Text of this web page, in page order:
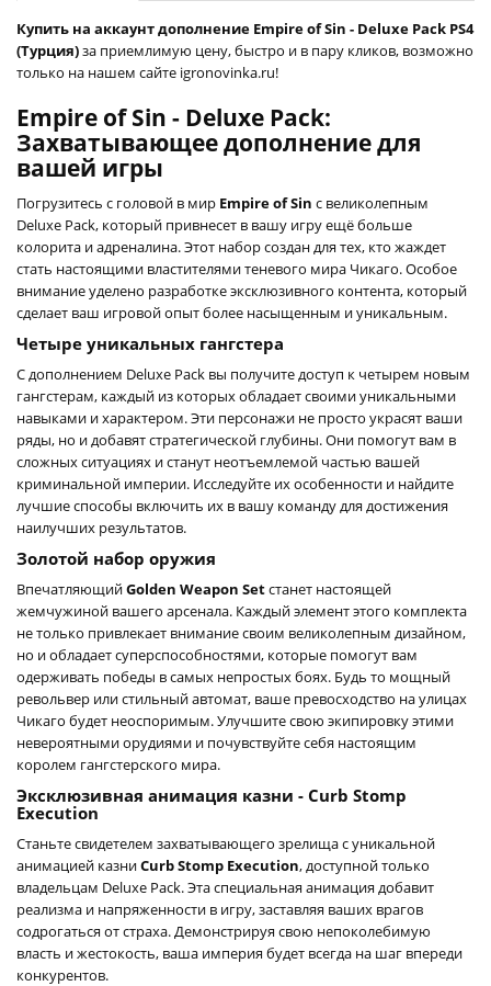
Купить на аккаунт дополнение Empire of Sin - Deluxe Pack PS4
(Турция)за приемлимую цену, быстро и в пару кликов, возможно
только на нашем сайте igronovinka.ru!
Empire of Sin - Deluxe Pack:
Захватывающее дополнение для
вашей игры
Погрузитесь с головой в мир Empire of Sin с великолепным
Deluxe Pack, который привнесет в вашу игру ещё больше
колорита и адреналина. Этот набор создан для тех, кто жаждет
стать настоящими властителями теневого мира Чикаго. Особое
внимание уделено разработке эксклюзивного контента, который
сделает ваш игровой опыт более насыщенным и уникальным.
Четыре уникальных гангстера
С дополнением Deluxe Pack вы получите доступ к четырем новым
гангстерам, каждый из которых обладает своими уникальными
навыками и характером. Эти персонажи не просто украсят ваши
ряды, но и добавят стратегической глубины. Они помогут вам в
сложных ситуациях и станут неотъемлемой частью вашей
криминальной империи. Исследуйте их особенности и найдите
лучшие способы включить их в вашу команду для достижения
наилучших результатов.
Золотой набор оружия
ВпечатляющийGolden Weapon Setстанет настоящей
жемчужиной вашего арсенала. Каждый элемент этого комплекта
не только привлекает внимание своим великолепным дизайном,
но и обладает суперспособностями, которые помогут вам
одерживать победы в самых непростых боях. Будь то мощный
револьвер или стильный автомат, ваше превосходство на улицах
Чикаго будет неоспоримым. Улучшите свою экипировку этими
невероятными орудиями и почувствуйте себя настоящим
королем гангстерского мира.
Эксклюзивная анимация казни - Curb Stomp
Execution
Станьте свидетелем захватывающего зрелища с уникальной
анимацией казниCurb Stomp Execution, доступной только
владельцам Deluxe Pack. Эта специальная анимация добавит
реализма и напряженности в игру, заставляя ваших врагов
содрогаться от страха. Демонстрируя свою непоколебимую
власть и жестокость, ваша империя будет всегда на шаг впереди
конкурентов.